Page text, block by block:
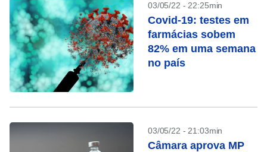
03/05/22 - 22:25min
Covid-19: testes em
farmácias sobem
82% em uma semana
no país
03/05/22 - 21:03min
Câmara aprova MP